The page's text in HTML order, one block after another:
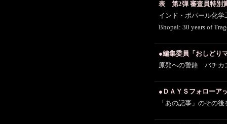
表 第2弾 審査員特別
インド・ボパール化
Bhopal: 30 years of
●編集委員「おしどり
原発への警鐘 バチカ
●ＤＡＹＳフォローア
「あの記事」のその